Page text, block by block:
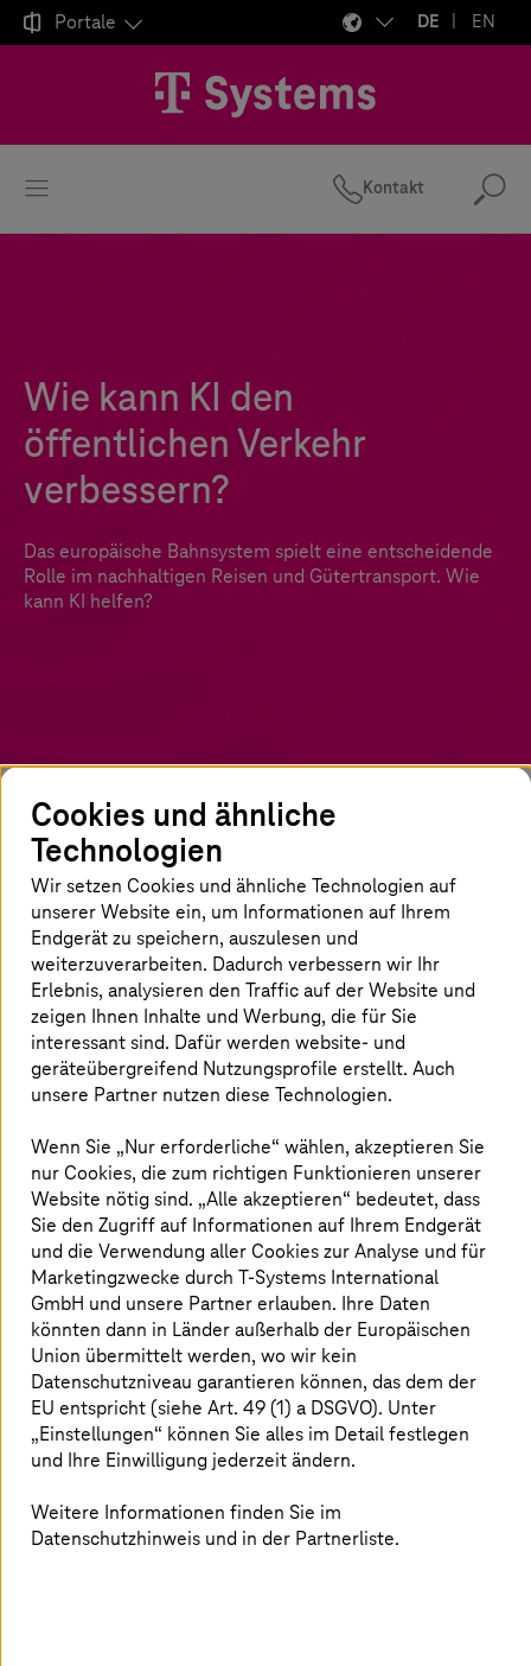
 Portale DE EN
Kontakt
Wie kann KI den
öffentlichen Verkehr
verbessern?
Das europäische Bahnsystem spielt eine entscheidende
Rolle im nachhaltigen Reisen und Gütertransport. Wie
kann KI helfen?
Künstliche Intelligenz: Schlagen Sie
jetzt den richtigen Kurs ein
KI hat ein enormes Potenzial für Bahnbetreiber.
Sie kann fast alle Bereiche revolutionieren: von
der Verbesserung des Fahrgasterlebnisses über
die Optimierung des Güterverkehrs bis hin zur
Unterstützung routinemäßiger Wartung und
Reparaturen – und nicht zu vergessen der
Nachhaltigkeit. Dabei handelt es sich nicht
bloß um einen Hype: Laut PwC könnte KI bis
2030 einen Beitrag von 15,7 Billionen US-Dollar
zum Verkehrssektor leisten. Aber was müssen
Bahnbetreiber beachten und womit sollten sie
anfangen?
Machen Sie mit uns einen Streifzug
durch die Welt der KI – mit Einblicken
von Experten und Anwendungsfällen,
darunter:
Acht ausgewählte Bereiche, in denen KI einen
maßgeblichen Beitrag leisten kann
Cookies und ähnliche
Technologien
Wir setzen Cookies und ähnliche Technologien auf
unserer Website ein, um Informationen auf Ihrem
Endgerät zu speichern, auszulesen und
weiterzuverarbeiten. Dadurch verbessern wir Ihr
Erlebnis, analysieren den Traffic auf der Website und
zeigen Ihnen Inhalte und Werbung, die für Sie
interessant sind. Dafür werden website- und
geräteübergreifend Nutzungsprofile erstellt. Auch
unsere Partner nutzen diese Technologien.
Wenn Sie „Nur erforderliche“ wählen, akzeptieren Sie
nur Cookies, die zum richtigen Funktionieren unserer
Website nötig sind. „Alle akzeptieren“ bedeutet, dass
Sie den Zugriff auf Informationen auf Ihrem Endgerät
und die Verwendung aller Cookies zur Analyse und für
Marketingzwecke durchT-Systems International
GmbH und unsere Partner erlauben. Ihre Daten
könnten dann in Länder außerhalb der Europäischen
Union übermittelt werden, wo wir kein
Datenschutzniveau garantieren können, das dem der
EU entspricht (siehe Art. 49 (1) a DSGVO). Unter
„Einstellungen“ können Sie alles im Detail festlegen
und Ihre Einwilligung jederzeit ändern.
Weitere Informationen finden Sie im
Datenschutzhinweis und in der Partnerliste.